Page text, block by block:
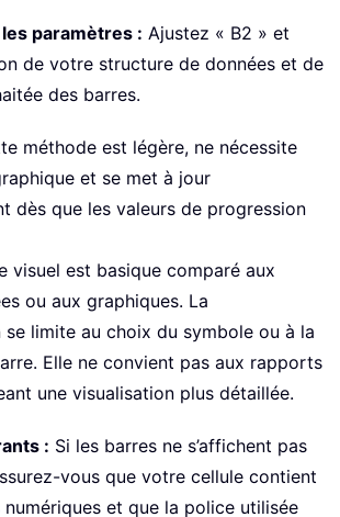
paramètres : Ajustez « B2 » et
de votre structure de données et de
des barres.
méthode est légère, ne nécessite
et se met à jour
dès que les valeurs de progression
visuel est basique comparé aux
ou aux graphiques. La
se limite au choix du symbole ou à la
Elle ne convient pas aux rapports
une visualisation plus détaillée.
: Si les barres ne s’affichent pas
vous que votre cellule contient
numériques et que la police utilisée